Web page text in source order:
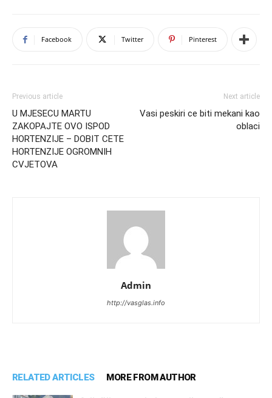
Facebook Twitter Pinterest
Previous article
U MJESECU MARTU
ZAKOPAJTE OVO ISPOD
HORTENZIJE – DOBIT CETE
HORTENZIJE OGROMNIH
CVJETOVA
Next article
Vasi peskiri ce biti mekani kao
oblaci
Admin
http://vasglas.info
RELATED ARTICLES MORE FROM AUTHOR